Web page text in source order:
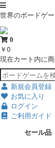
世界のボードゲ
0
￥0
現在カート内に
新規会員登録
お気に入り
ログイン
ご利用ガイド
セール品